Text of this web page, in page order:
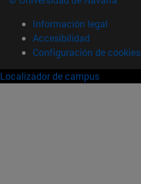
Información legal
Accesibilidad
Configuración de cookies
Localizador de campus